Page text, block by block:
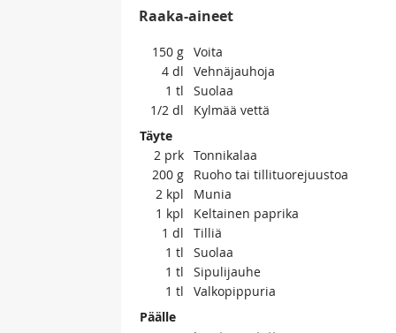
Raaka-aineet
150 g Voita
4 dl
Vehnäjauhoja
1 tl
Suolaa
1/2 dl
Kylmää vettä
Täyte
2 prk Tonnikalaa
200 g
Ruoho tai tillituorejuustoa
2 kpl
Munia
1 kpl
Keltainen paprika
1 dl
Tilliä
1 tl
Suolaa
1 tl
Sipulijauhe
1 tl
Valkopippuria
Päälle